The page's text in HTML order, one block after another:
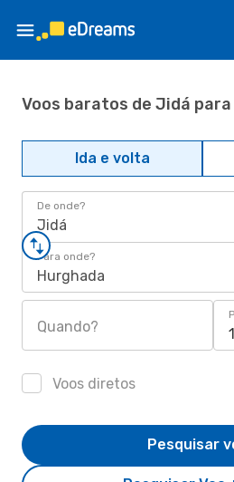
Voos baratos de Jidá
Ida e volta
De onde?
Jidá
Para onde?
Hurghada
Quando?
Voos diretos
Pesquisar